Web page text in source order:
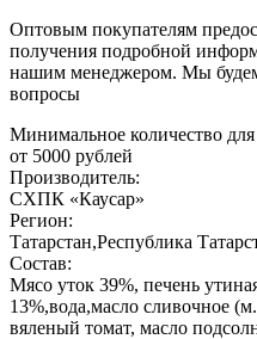
Оптовым покупателям
получения подробной
нашим менеджером. Мы
вопросы
Минимальное количество для
от 5000 рублей
Производитель:
СХПК «Каусар»
Регион:
Татарстан,Республика
Состав:
Мясо уток 39%, печень
13%,вода,масло сливочное
вяленый томат, масло